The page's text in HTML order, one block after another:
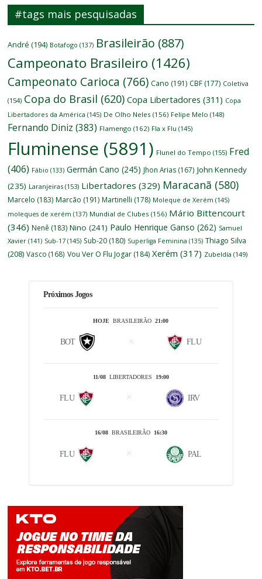
#tags mais pesquisadas
André (194) Botafogo (137) Brasileirão (887)
Campeonato Brasileiro (1426)
Campeonato Carioca (766) Cano (191) CBF (177) Coletiva
(154) Copa do Brasil (620) Copa Libertadores (311) Copa
Libertadores da América (145) De Olho Neles (156) Felipe Melo (148)
Fernando Diniz (383) Flamengo (162) Fla x Flu (145)
Fluminense (5891) Flunel do Tempo (155) Fred
(406) Fábio (133) Germán Cano (245) Jhon Arias (167) John Kennedy
(235) Laranjeiras (153) Libertadores (329) Maracanã (580)
Marcelo (183) Marcão (191) Martinelli (178) Moleque de Xerém (145)
moleques de xerém (137) Mundial de Clubes (156) Mário Bittencourt
(346) Nenê (183) Nino (241) Paulo Henrique Ganso (262) Samuel
Xavier (141) Sub-17 (145) Sub-20 (180) Superliga Feminina (135) Thiago Silva
(208) Vasco (168) Vou Ver O Flu Jogar (184) Xerém (317) Zubeldía (149)
Próximos Jogos
HOJE BRASILEIRÃO21:00
BOT FLU
11/08LIBERTADORES 19:00
FLU IRV
16/08BRASILEIRÃO 16:30
FLU PAL